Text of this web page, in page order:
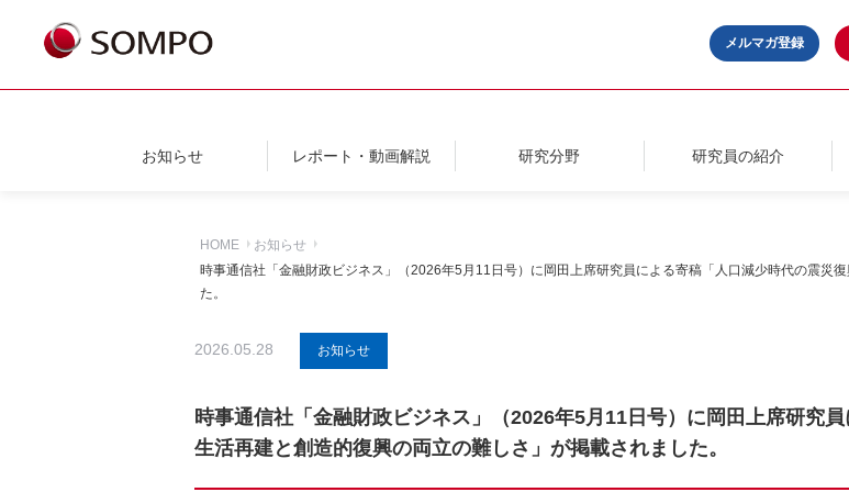
メルマガ登録
お知らせ レポート・動画解説 研究分野 研究員の紹介
HOME
お知らせ
時事通信社「金融財政ビジネス」（2026年5月11日号）に岡田上席研究員による寄稿「人口減少時代の震
た。
2026.05.28 お知らせ
時事通信社「金融財政ビジネス」（2026年5月11日号）に岡田上席研究
生活再建と創造的復興の両立の難しさ」が掲載されました。